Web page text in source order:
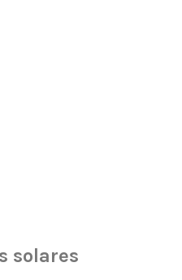
solares